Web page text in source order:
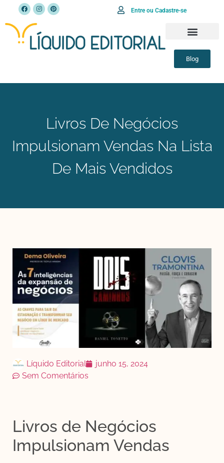
Entre ou Cadastre-se
Blog
Livros De Negócios
Impulsionam Vendas Na Lista
De Mais Vendidos
Líquido Editorial
junho 15, 2024
Sem Comentários
Livros de Negócios
Impulsionam Vendas